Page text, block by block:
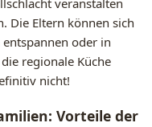
veranstalten
Die Eltern können sich
oder in
regionale Küche
nicht!
Vorteile der